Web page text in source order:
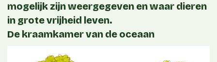
mogelijk zijn weergegeven en waar dieren
in grote vrijheid leven.
De kraamkamer van de oceaan